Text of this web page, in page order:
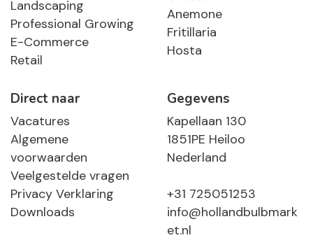
Landscaping
Professional Growing
E-Commerce
Retail
Anemone
Fritillaria
Hosta
Direct naar
Vacatures
Algemene
voorwaarden
Veelgestelde vragen
Privacy Verklaring
Downloads
Gegevens
Kapellaan 130
1851PE Heiloo
Nederland
+31 725051253
info@hollandbulbmark
et.nl